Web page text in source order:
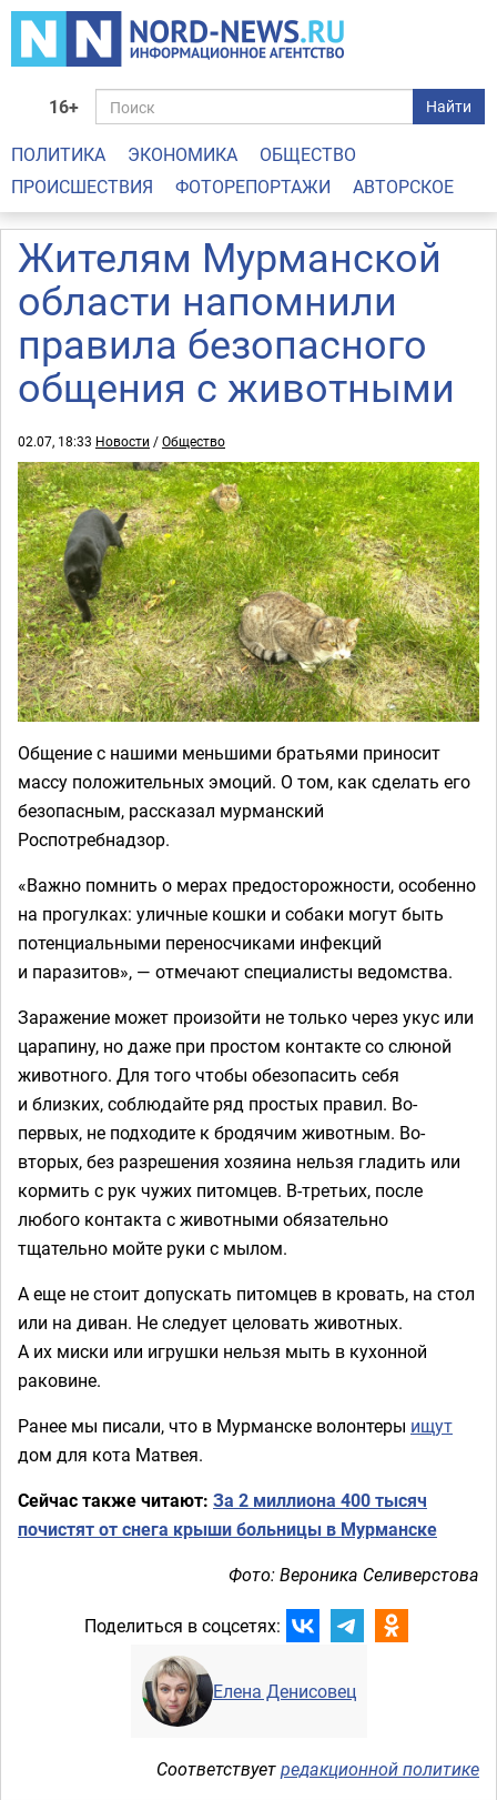
16+ Найти
ПОЛИТИКА ЭКОНОМИКА
ОБЩЕСТВО
ПРОИСШЕСТВИЯ
ФОТОРЕПОРТАЖИ АВТОРСКОЕ
Жителям Мурманской
области напомнили
правила безопасного
общения с животными
02.07, 18:33 Новости /Общество
Общение с нашими меньшими братьями приносит
массу положительных эмоций. О том, как сделать его
безопасным, рассказал мурманский
Роспотребнадзор.
«Важно помнить о мерах предосторожности, особенно
на прогулках: уличные кошки и собаки могут быть
потенциальными переносчиками инфекций
и паразитов», — отмечают специалисты ведомства.
Заражение может произойти не только через укус или
царапину, но даже при простом контакте со слюной
животного. Для того чтобы обезопасить себя
и близких, соблюдайте ряд простых правил. Во-
первых, не подходите к бродячим животным. Во-
вторых, без разрешения хозяина нельзя гладить или
кормить с рук чужих питомцев. В-третьих, после
любого контакта с животными обязательно
тщательно мойте руки с мылом.
А еще не стоит допускать питомцев в кровать, на стол
или на диван. Не следует целовать животных.
А их миски или игрушки нельзя мыть в кухонной
раковине.
Ранее мы писали, что в Мурманске волонтеры ищут
дом для кота Матвея.
Сейчас также читают: За 2 миллиона 400 тысяч
почистят от снега крыши больницы в Мурманске
Фото: Вероника Селиверстова
Поделиться в соцсетях:
Елена Денисовец
Соответствуетредакционной политике